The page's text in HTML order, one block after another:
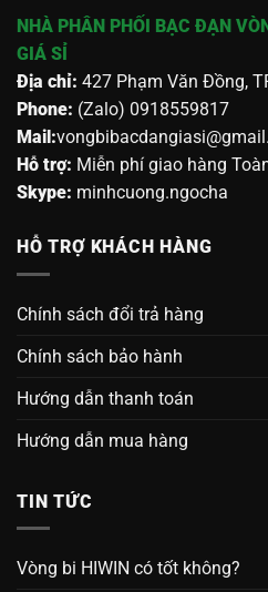
NHÀ PHÂN PHỐI BẠC ĐẠN
GIÁ SỈ
Địa chỉ: 427 Phạm Văn Đồng,
Phone: (Zalo) 0918559817
Mail:
Hỗ trợ: Miễn phí giao hàng
Skype: minhcuong.ngocha
HỖ TRỢ KHÁCH HÀNG
Chính sách đổi trả hàng
Chính sách bảo hành
Hướng dẫn thanh toán
Hướng dẫn mua hàng
TIN TỨC
Vòng bi HIWIN có tốt không?